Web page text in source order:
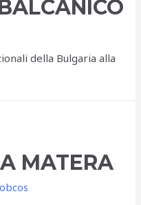
della Bulgaria alla
MATERA